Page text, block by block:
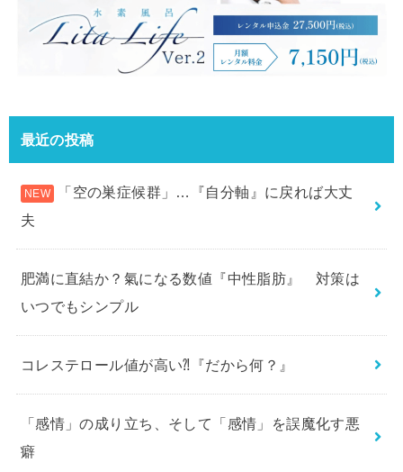
最近の投稿
「空の巣症候群」…『自分軸』に戻れば大丈
夫
肥満に直結か？氣になる数値『中性脂肪』 対策は
いつでもシンプル
コレステロール値が高い⁈『だから何？』
「感情」の成り立ち、そして「感情」を誤魔化す悪
癖